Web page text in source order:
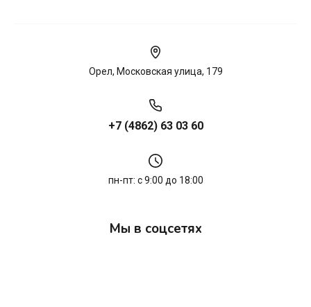
Орел, Московская улица, 179
+7 (4862) 63 03 60
пн-пт: с 9:00 до 18:00
Мы в соцсетях